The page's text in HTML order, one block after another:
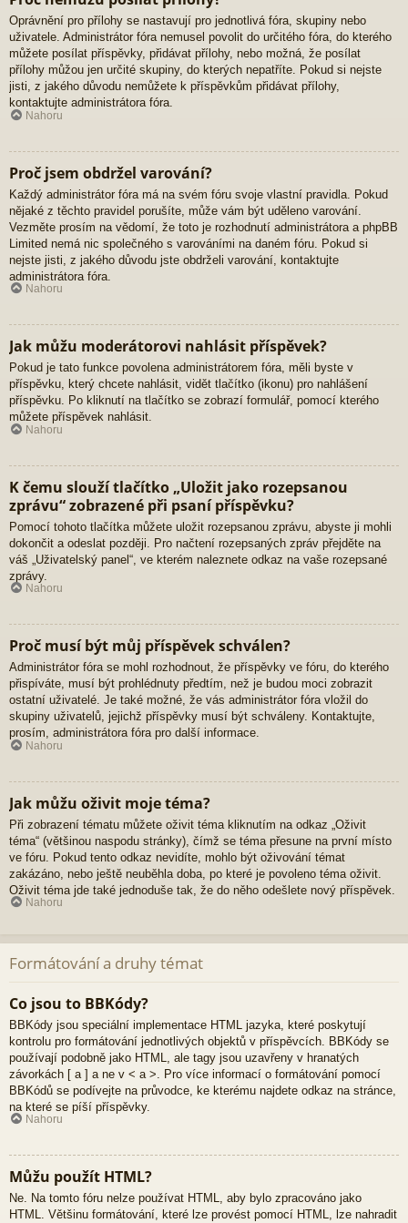
Oprávnění pro přílohy se nastavují pro jednotlivá fóra, skupiny nebo
uživatele. Administrátor fóra nemusel povolit do určitého fóra, do kterého
můžete posílat příspěvky, přidávat přílohy, nebo možná, že posílat
přílohy můžou jen určité skupiny, do kterých nepatříte. Pokud si nejste
jisti, z jakého důvodu nemůžete k příspěvkům přidávat přílohy,
kontaktujte administrátora fóra.
Nahoru
Proč jsem obdržel varování?
Každý administrátor fóra má na svém fóru svoje vlastní pravidla. Pokud
nějaké z těchto pravidel porušíte, může vám být uděleno varování.
Vezměte prosím na vědomí, že toto je rozhodnutí administrátora a phpBB
Limited nemá nic společného s varováními na daném fóru. Pokud si
nejste jisti, z jakého důvodu jste obdrželi varování, kontaktujte
administrátora fóra.
Nahoru
Jak můžu moderátorovi nahlásit příspěvek?
Pokud je tato funkce povolena administrátorem fóra, měli byste v
příspěvku, který chcete nahlásit, vidět tlačítko (ikonu) pro nahlášení
příspěvku. Po kliknutí na tlačítko se zobrazí formulář, pomocí kterého
můžete příspěvek nahlásit.
Nahoru
K čemu slouží tlačítko „Uložit jako rozepsanou
zprávu“ zobrazené při psaní příspěvku?
Pomocí tohoto tlačítka můžete uložit rozepsanou zprávu, abyste ji mohli
dokončit a odeslat později. Pro načtení rozepsaných zpráv přejděte na
váš „Uživatelský panel“, ve kterém naleznete odkaz na vaše rozepsané
zprávy.
Nahoru
Proč musí být můj příspěvek schválen?
Administrátor fóra se mohl rozhodnout, že příspěvky ve fóru, do kterého
přispíváte, musí být prohlédnuty předtím, než je budou moci zobrazit
ostatní uživatelé. Je také možné, že vás administrátor fóra vložil do
skupiny uživatelů, jejichž příspěvky musí být schváleny. Kontaktujte,
prosím, administrátora fóra pro další informace.
Nahoru
Jak můžu oživit moje téma?
Při zobrazení tématu můžete oživit téma kliknutím na odkaz „Oživit
téma“ (většinou naspodu stránky), čímž se téma přesune na první místo
ve fóru. Pokud tento odkaz nevidíte, mohlo být oživování témat
zakázáno, nebo ještě neuběhla doba, po které je povoleno téma oživit.
Oživit téma jde také jednoduše tak, že do něho odešlete nový příspěvek.
Nahoru
Formátování a druhy témat
Co jsou to BBKódy?
BBKódy jsou speciální implementace HTML jazyka, které poskytují
kontrolu pro formátování jednotlivých objektů v příspěvcích. BBKódy se
používají podobně jako HTML, ale tagy jsou uzavřeny v hranatých
závorkách [ a ] a ne v < a >. Pro více informací o formátování pomocí
BBKódů se podívejte na průvodce, ke kterému najdete odkaz na stránce,
na které se píší příspěvky.
Nahoru
Můžu použít HTML?
Ne. Na tomto fóru nelze používat HTML, aby bylo zpracováno jako
HTML. Většinu formátování, které lze provést pomocí HTML, lze nahradit